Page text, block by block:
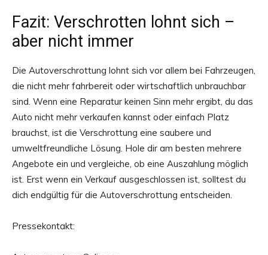
Fazit: Verschrotten lohnt sich –
aber nicht immer
Die Autoverschrottung lohnt sich vor allem bei Fahrzeugen,
die nicht mehr fahrbereit oder wirtschaftlich unbrauchbar
sind. Wenn eine Reparatur keinen Sinn mehr ergibt, du das
Auto nicht mehr verkaufen kannst oder einfach Platz
brauchst, ist die Verschrottung eine saubere und
umweltfreundliche Lösung. Hole dir am besten mehrere
Angebote ein und vergleiche, ob eine Auszahlung möglich
ist. Erst wenn ein Verkauf ausgeschlossen ist, solltest du
dich endgültig für die Autoverschrottung entscheiden.
Pressekontakt: